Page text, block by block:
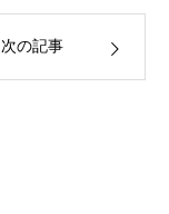
次の記事